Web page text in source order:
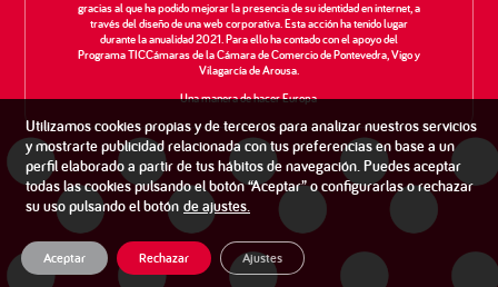
gracias al que ha podido mejorar la presencia de su identidad en internet, a
través del diseño de una web corporativa. Esta acción ha tenido lugar
durante la anualidad 2021. Para ello ha contado con el apoyo del
Programa TICCámaras de la Cámara de Comercio de Pontevedra, Vigo y
Vilagarcía de Arousa.
Una manera de hacer Europa
Utilizamos cookies propias y de terceros para analizar nuestros servicios
y mostrarte publicidad relacionada con tus preferencias en base a un
perfil elaborado a partir de tus hábitos de navegación. Puedes aceptar
todas las cookies pulsando el botón “Aceptar” o configurarlas o rechazar
su uso pulsando el botón deajustes.
Aceptar Rechazar Ajustes